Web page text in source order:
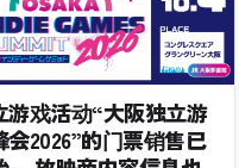
游戏活动“大阪独立游
会2026”的门票销售已